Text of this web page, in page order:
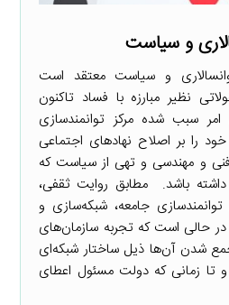
و سیاست
و سیاست معتقد است
نظیر مبارزه با فساد تاکنون
سبب شده مرکز توانمندسازی
را بر اصلاح نهادهای اجتماعی
فنی و مهندسی و تهی از سیاست که
باشد. مطابق روایت ثقفی،
جامعه، شبکه‌سازی و
حالی است که تجربه سازمان‌های
شدن آن‌ها ذیل ساختار شبکه‌ای
تا زمانی که دولت مسئول اعطای